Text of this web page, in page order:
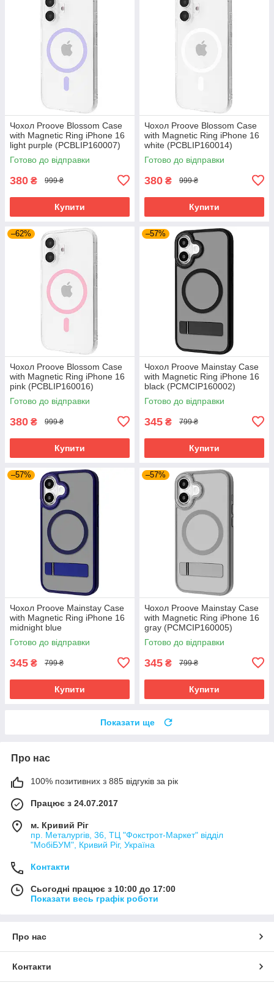
Чохол Proove Blossom Case
with Magnetic Ring iPhone 16
light purple (PCBLIP160007)
Готово до відправки
380 ₴ 999 ₴
Купити
Чохол Proove Blossom Case
with Magnetic Ring iPhone 16
white (PCBLIP160014)
Готово до відправки
380 ₴ 999 ₴
Купити
–62%
Чохол Proove Blossom Case
with Magnetic Ring iPhone 16
pink (PCBLIP160016)
Готово до відправки
380 ₴ 999 ₴
Купити
–57%
Чохол Proove Mainstay Case
with Magnetic Ring iPhone 16
black (PCMCIP160002)
Готово до відправки
345 ₴ 799 ₴
Купити
–57%
Чохол Proove Mainstay Case
with Magnetic Ring iPhone 16
midnight blue
(PCMCIP160008)
Готово до відправки
345 ₴ 799 ₴
Купити
–57%
Чохол Proove Mainstay Case
with Magnetic Ring iPhone 16
gray (PCMCIP160005)
Готово до відправки
345 ₴ 799 ₴
Купити
Показати ще
Про нас
100% позитивних з 885 відгуків за рік
Працює з 24.07.2017
м. Кривий Ріг
пр. Металургів, 36, ТЦ "Фокстрот-Маркет" відділ
"МобіБУМ", Кривий Ріг, Україна
Контакти
Сьогодні працює з 10:00 до 17:00
Показати весь графік роботи
Про нас
Контакти